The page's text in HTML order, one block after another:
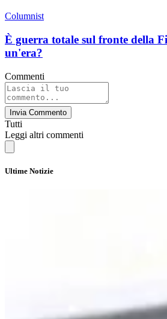
Columnist
È guerra totale sul fronte della
un'era?
Commenti
Invia Commento
Tutti
Leggi altri commenti
Ultime Notizie